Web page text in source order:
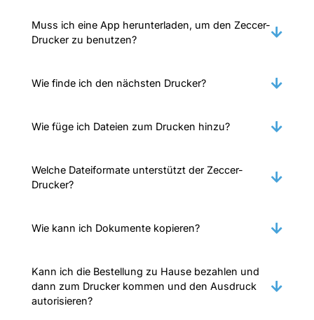
Muss ich eine App herunterladen, um den Zeccer-
Drucker zu benutzen?
Wie finde ich den nächsten Drucker?
Wie füge ich Dateien zum Drucken hinzu?
Welche Dateiformate unterstützt der Zeccer-
Drucker?
Wie kann ich Dokumente kopieren?
Kann ich die Bestellung zu Hause bezahlen und
dann zum Drucker kommen und den Ausdruck
autorisieren?